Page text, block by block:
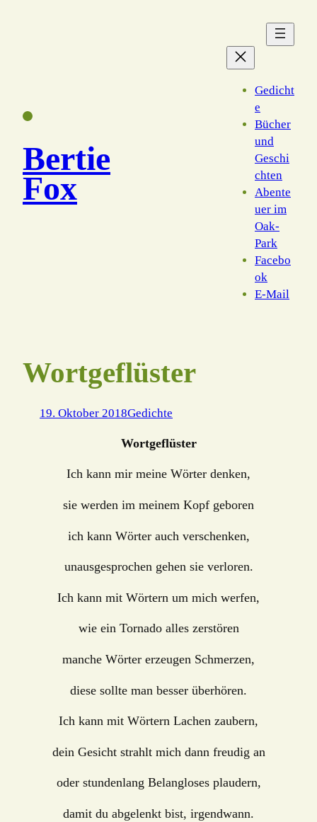
Bertie
Fox
Gedicht
e
Bücher
und
Geschi
chten
Abente
uer im
Oak-
Park
Facebo
ok
E-Mail
Wortgeflüster
19. Oktober 2018Gedichte
Wortgeflüster
Ich kann mir meine Wörter denken,
sie werden im meinem Kopf geboren
ich kann Wörter auch verschenken,
unausgesprochen gehen sie verloren.
Ich kann mit Wörtern um mich werfen,
wie ein Tornado alles zerstören
manche Wörter erzeugen Schmerzen,
diese sollte man besser überhören.
Ich kann mit Wörtern Lachen zaubern,
dein Gesicht strahlt mich dann freudig an
oder stundenlang Belangloses plaudern,
damit du abgelenkt bist, irgendwann.